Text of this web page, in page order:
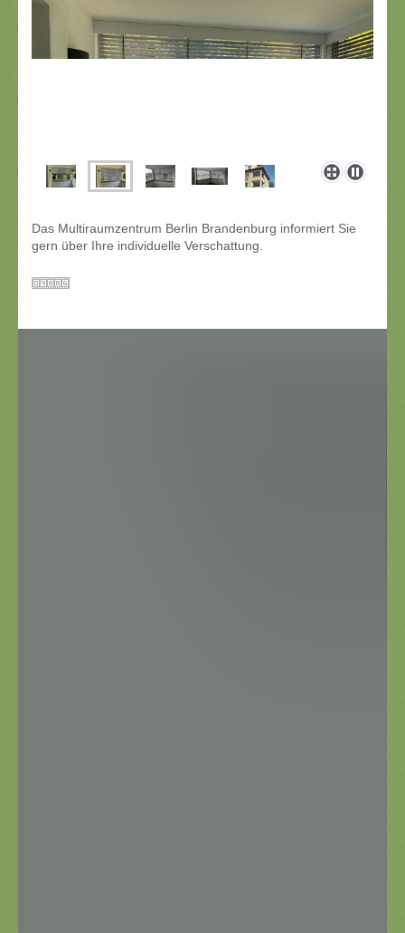
Das Multiraumzentrum Berlin Brandenburg informiert Sie
gern über Ihre individuelle Verschattung.